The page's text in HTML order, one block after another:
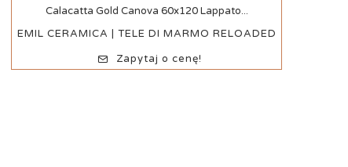
Calacatta Gold Canova 60x120 Lappato...
EMIL CERAMICA | TELE DI MARMO RELOADED
Zapytaj o cenę!